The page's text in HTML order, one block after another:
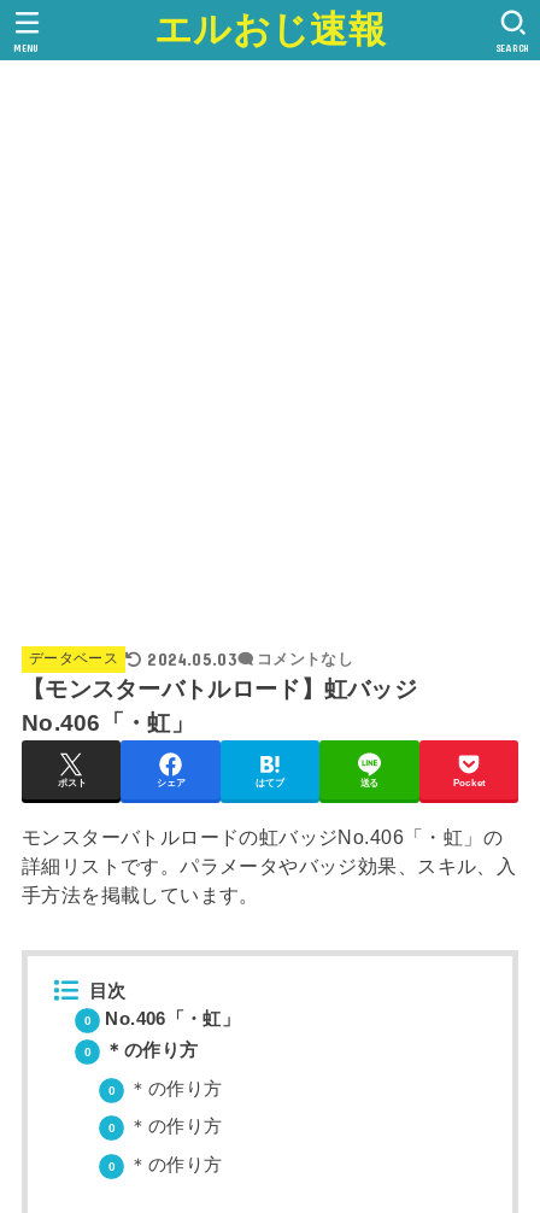
エルおじ速報 SEARCH
MENU
データベース 2024.05.03 コメントなし
【モンスターバトルロード】虹バッジ
No.406「・虹」
ポスト シェア はてブ 送る Pocket
モンスターバトルロードの虹バッジNo.406「・虹」の
詳細リストです。パラメータやバッジ効果、スキル、入
手方法を掲載しています。
目次
No.406「・虹」
＊の作り方
＊の作り方
＊の作り方
＊の作り方